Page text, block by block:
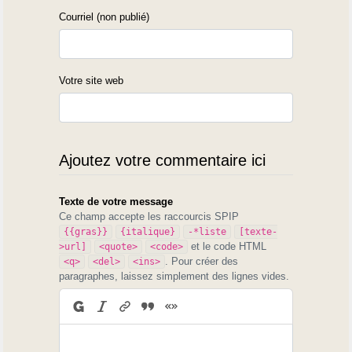
Courriel (non publié)
Votre site web
Ajoutez votre commentaire ici
Texte de votre message
Ce champ accepte les raccourcis SPIP
{{gras}} {italique} -*liste
[texte-
>url]
<quote> <code> et le code HTML
<q> <del> <ins>
. Pour créer des
paragraphes, laissez simplement des lignes vides.